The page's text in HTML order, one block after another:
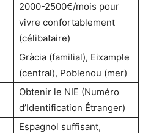
2000-2500€/mois pour
vivre confortablement
(célibataire)
Gràcia (familial), Eixample
(central), Poblenou (mer)
Obtenir le NIE (Numéro
d’Identification Étranger)
Espagnol suffisant,